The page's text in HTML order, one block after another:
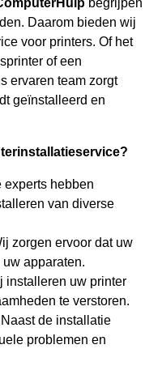
Daarom bieden wij
voor printers. Of het
of een
ervaren team zorgt
geïnstalleerd en
experts hebben
van diverse
zorgen ervoor dat uw
apparaten.
installeren uw printer
te verstoren.
Naast de installatie
problemen en